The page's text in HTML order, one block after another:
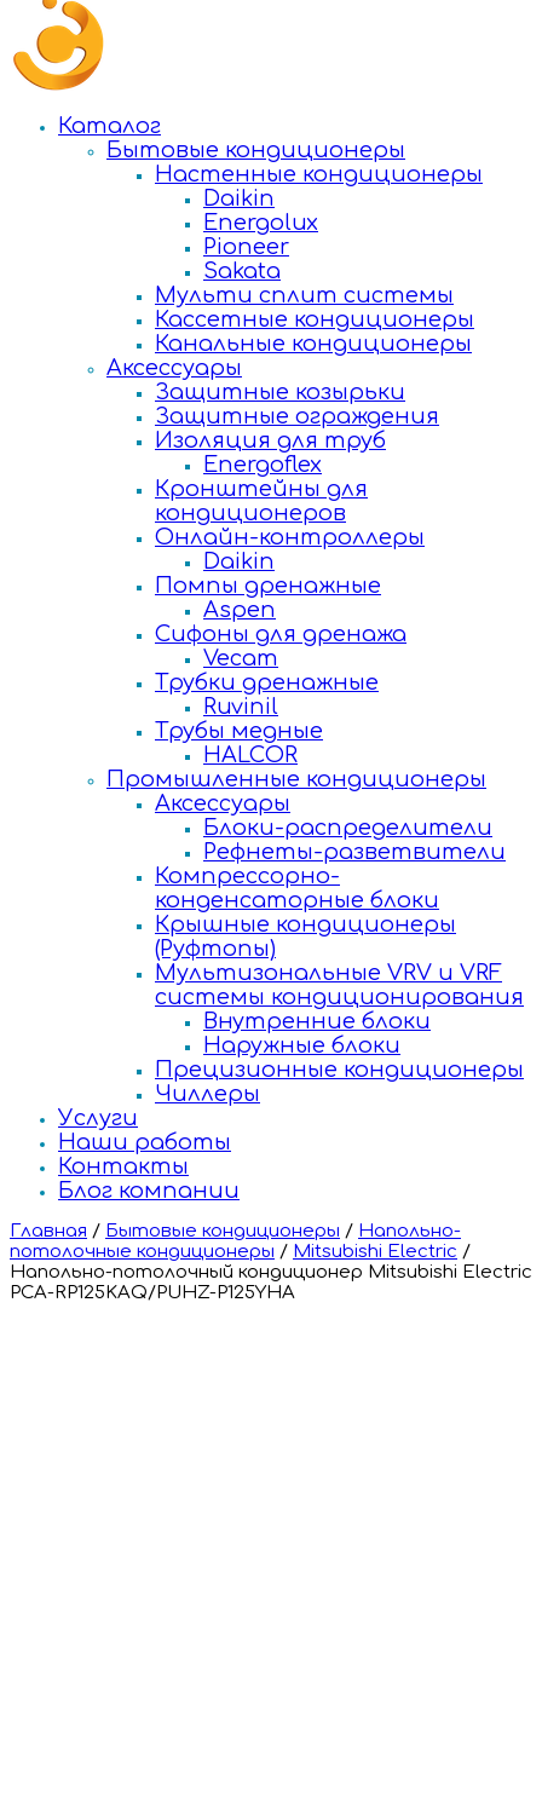
Каталог
Бытовые кондиционеры
Настенные кондиционеры
Daikin
Energolux
Pioneer
Sakata
Мульти сплит системы
Кассетные кондиционеры
Канальные кондиционеры
Аксессуары
Защитные козырьки
Защитные ограждения
Изоляция для труб
Energoflex
Кронштейны для
кондиционеров
Онлайн-контроллеры
Daikin
Помпы дренажные
Aspen
Сифоны для дренажа
Vecam
Трубки дренажные
Ruvinil
Трубы медные
HALCOR
Промышленные кондиционеры
Аксессуары
Блоки-распределители
Рефнеты-разветвители
Компрессорно-
конденсаторные блоки
Крышные кондиционеры
(Руфтопы)
Мультизональные VRV и VRF
системы кондиционирования
Внутренние блоки
Наружные блоки
Прецизионные кондиционеры
Чиллеры
Услуги
Наши работы
Контакты
Блог компании
Главная / Бытовые кондиционеры / Напольно-
потолочные кондиционеры / Mitsubishi Electric /
Напольно-потолочный кондиционер Mitsubishi Electric
PCA-RP125KAQ/PUHZ-P125YHA